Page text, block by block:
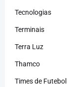
Tecnologias
Terminais
Terra Luz
Thamco
Times de Futebol